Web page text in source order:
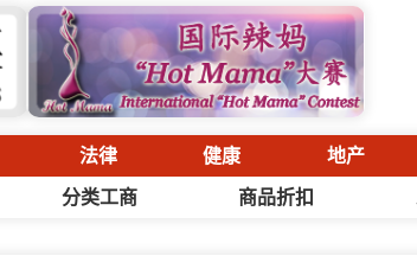
法律 健康 地产
分类工商 商品折扣